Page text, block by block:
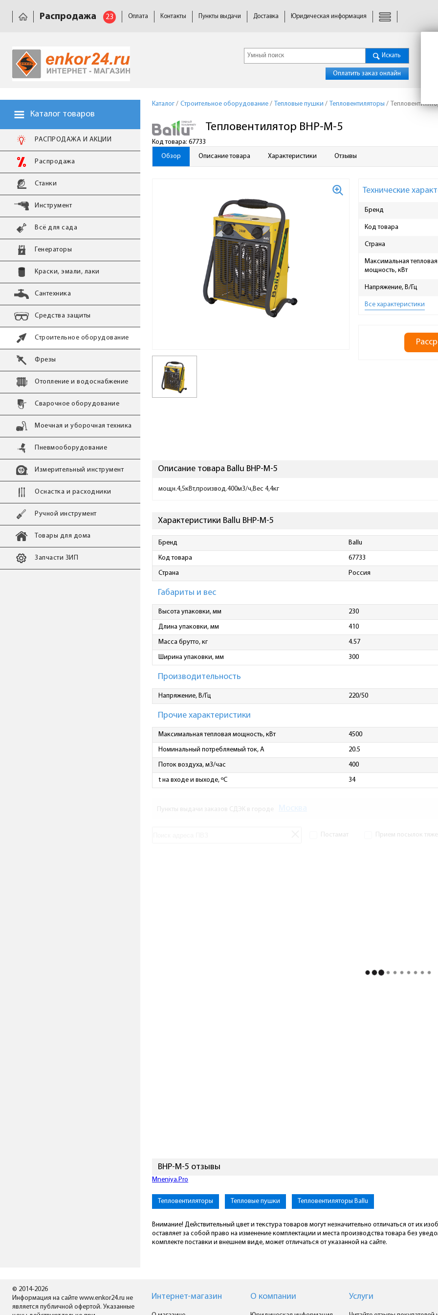
Распродажа 23 Оплата Контакты Пункты выдачи Доставка Юридическая информация
Искать
Оплатить заказ онлайн
Каталог товаров
РАСПРОДАЖА И АКЦИИ
Распродажа
Станки
Инструмент
Всё для сада
Генераторы
Краски, эмали, лаки
Сантехника
Средства защиты
Строительное оборудование
Фрезы
Отопление и водоснабжение
Сварочное оборудование
Моечная и уборочная техника
Пневмооборудование
Измерительный инструмент
Оснастка и расходники
Ручной инструмент
Товары для дома
Запчасти ЗИП
Каталог / Строительное оборудование / Тепловые пушки / Тепловентиляторы /
Код товара: 67733
Тепловентилятор BHP-M-5
Обзор Описание товара Характеристики Отзывы
Технические
Бренд
Код товара
Страна
Максимальная тепловая
мощность, кВт
Напряжение, В/Гц
Все характеристики
Описание товара Ballu BHP-M-5
мощн.4,5кВт,производ.400м3/ч,Вес 4,4кг
Характеристики Ballu BHP-M-5
Бренд Ballu
Код товара 67733
Страна Россия
Габариты и вес
Высота упаковки, мм 230
Длина упаковки, мм 410
Масса брутто, кг 4.57
Ширина упаковки, мм 300
Производительность
Напряжение, В/Гц 220/50
Прочие характеристики
Максимальная тепловая мощность, кВт 4500
Номинальный потребляемый ток, A 20.5
Поток воздуха, м3/час 400
t на входе и выходе, ºС 34
Пункты выдачи заказов СДЭК в городе
Постамат Прием посылок
BHP-M-5 отзывы
Mneniya.Pro
Тепловентиляторы Тепловые пушки Тепловентиляторы Ballu
Внимание! Действительный цвет и текстура товаров могут незначительно отличаться от их
оставляет за собой право на изменение комплектации и места производства товара без
комплекте поставки и внешнем виде, может отличаться от указанной на сайте.
© 2014-2026
Информация на сайте www.enkor24.ru не
является публичной офертой. Указанные
Интернет-магазин О компании Услуги